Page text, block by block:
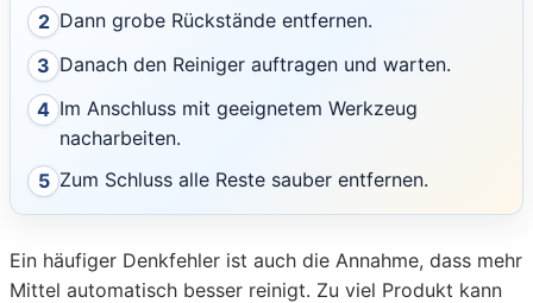
2 Dann grobe Rückstände entfernen.
3 Danach den Reiniger auftragen und warten.
4 Im Anschluss mit geeignetem Werkzeug
nacharbeiten.
5 Zum Schluss alle Reste sauber entfernen.
Ein häufiger Denkfehler ist auch die Annahme, dass mehr
Mittel automatisch besser reinigt. Zu viel Produkt kann